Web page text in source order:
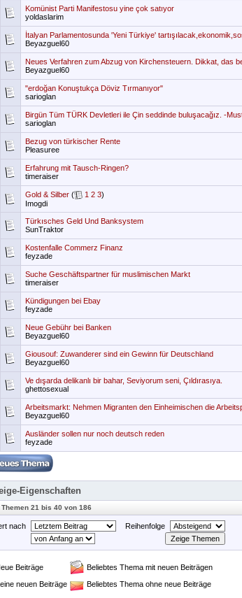
Komünist Parti Manifestosu yine çok satıyor
yoldaslarim
İtalyan Parlamentosunda 'Yeni Türkiye'
Beyazguel60
Neues Verfahren zum Abzug von Kirchensteuern. Dikkat, das
Beyazguel60
"erdoğan Konuştukça Döviz Tırmanıyor"
sarioglan
Birgün Tüm TÜRK Devletleri ile Çin seddinde buluşacağız. -
sarioglan
Bezug von türkischer Rente
Pleasuree
Erfahrung mit Tausch-Ringen?
timeraiser
Gold & Silber ( 1 2 3)
Imogdi
Türkısches Geld Und Banksystem
SunTraktor
Kostenfalle Commerz Finanz
feyzade
Suche Geschäftspartner für muslimischen Markt
timeraiser
Kündigungen bei Ebay
feyzade
Neue Gebühr bei Banken
Beyazguel60
Giousouf: Zuwanderer sind ein Gewinn für Deutschland
Beyazguel60
Ve dışarda delikanlı bir bahar, Seviyorum seni, Çıldırasıya.
ghettosexual
Arbeitsmarkt: Nehmen Migranten den Einheimischen die
Beyazguel60
Ausländer sollen nur noch deutsch reden
feyzade
Eigenschaften
Themen 21 bis 40 von 186
nach
Reihenfolge
Beiträge
Beliebtes Thema mit neuen Beiträgen
neuen Beiträge
Beliebtes Thema ohne neue Beiträge